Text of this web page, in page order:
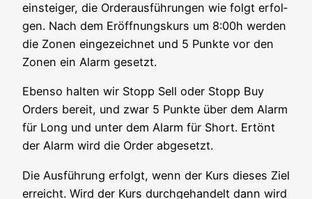
ein­stei­ger, die Order­aus­füh­run­gen wie folgt erfol­
gen. Nach dem Eröff­nungs­kurs um 8:00h wer­den
die Zonen ein­ge­zeich­net und 5 Punk­te vor den
Zonen ein Alarm gesetzt.
Eben­so hal­ten wir Stopp Sell oder Stopp Buy
Orders bereit, und zwar 5 Punk­te über dem Alarm
für Long und unter dem Alarm für Short. Ertönt
der Alarm wird die Order abgesetzt.
Die Aus­füh­rung erfolgt, wenn der Kurs die­ses Ziel
erreicht. Wird der Kurs durch­ge­han­delt dann wird